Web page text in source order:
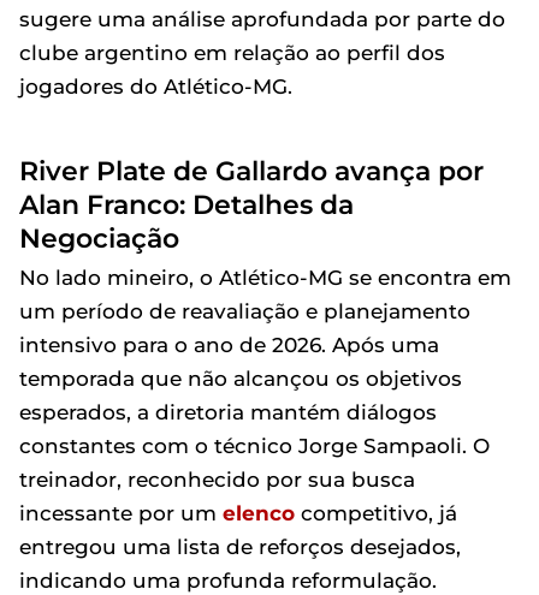
sugere uma análise aprofundada por parte do
clube argentino em relação ao perfil dos
jogadores do Atlético-MG.
River Plate de Gallardo avança por
Alan Franco: Detalhes da
Negociação
No lado mineiro, o Atlético-MG se encontra em
um período de reavaliação e planejamento
intensivo para o ano de 2026. Após uma
temporada que não alcançou os objetivos
esperados, a diretoria mantém diálogos
constantes com o técnico Jorge Sampaoli. O
treinador, reconhecido por sua busca
incessante por um elenco competitivo, já
entregou uma lista de reforços desejados,
indicando uma profunda reformulação.